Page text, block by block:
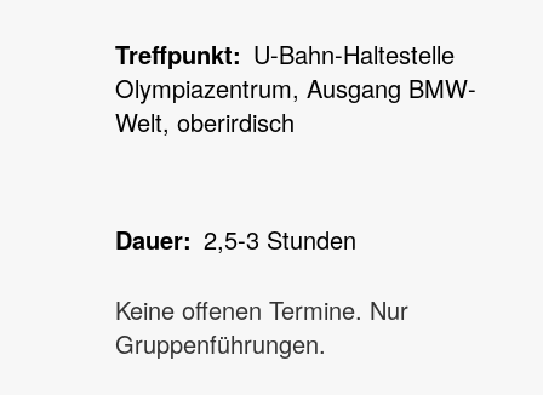
Treffpunkt
U-Bahn-Haltestelle
Olympiazentrum, Ausgang BMW-
Welt, oberirdisch
Dauer 2,5-3 Stunden
Keine offenen Termine. Nur
Gruppenführungen.